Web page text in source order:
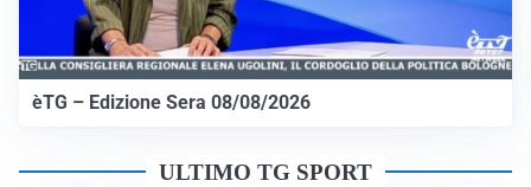
èTG – Edizione Sera 08/08/2026
ULTIMO TG SPORT